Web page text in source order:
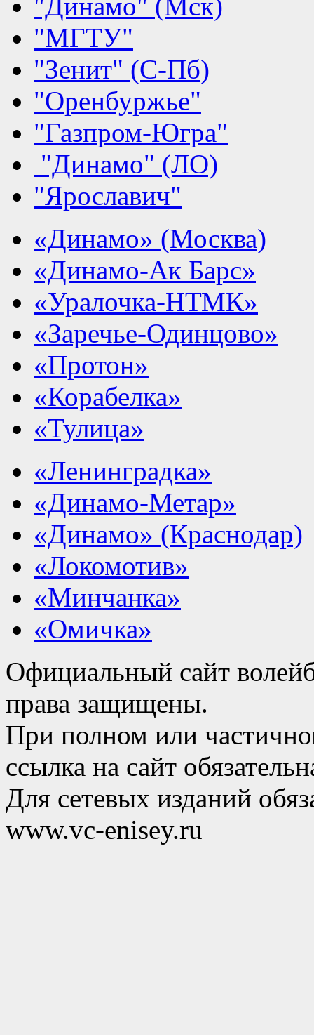
"МГТУ"
"Зенит" (С-Пб)
"Оренбуржье"
"Газпром-Югра"
"Динамо" (ЛО)
"Ярославич"
«Динамо» (Москва)
«Динамо-Ак Барс»
«Уралочка-НТМК»
«Заречье-Одинцово»
«Протон»
«Корабелка»
«Тулица»
«Ленинградка»
«Динамо-Метар»
«Динамо» (Краснодар)
«Локомотив»
«Минчанка»
«Омичка»
Официальный сайт
права защищены.
При полном или
ссылка на сайт
Для сетевых изданий
www.vc-enisey.ru